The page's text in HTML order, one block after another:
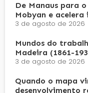
De Manaus para
Mobyan e
3 de agosto de 2026
Mundos do
Madeira (1861-
3 de agosto de 2026
Quando o mapa
desenvolvimento